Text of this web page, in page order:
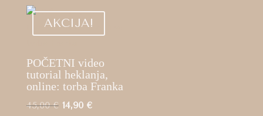
AKCIJA!
POČETNI video
tutorial heklanja,
online: torba Franka
45,00€ Izvorna
14,90 €Trenutna